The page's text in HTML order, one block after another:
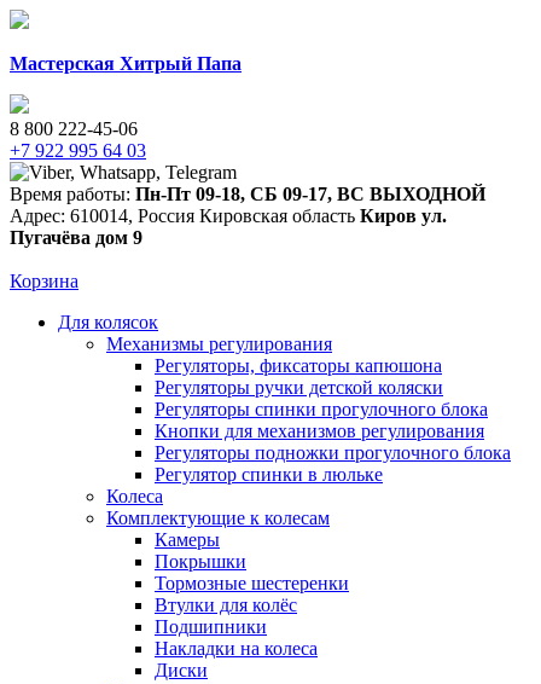
Мастерская Хитрый Папа
8 800 222-45-06
+7 922 995 64 03
Время работы: Пн-Пт 09-18, СБ 09-17, ВС ВЫХОДНОЙ
Адрес: 610014, Россия Кировская область Киров ул.
Пугачёва дом 9
Корзина
Для колясок
Механизмы регулирования
Регуляторы, фиксаторы капюшона
Регуляторы ручки детской коляски
Регуляторы спинки прогулочного блока
Кнопки для механизмов регулирования
Регуляторы подножки прогулочного блока
Регулятор спинки в люльке
Колеса
Комплектующие к колесам
Камеры
Покрышки
Тормозные шестеренки
Втулки для колёс
Подшипники
Накладки на колеса
Диски